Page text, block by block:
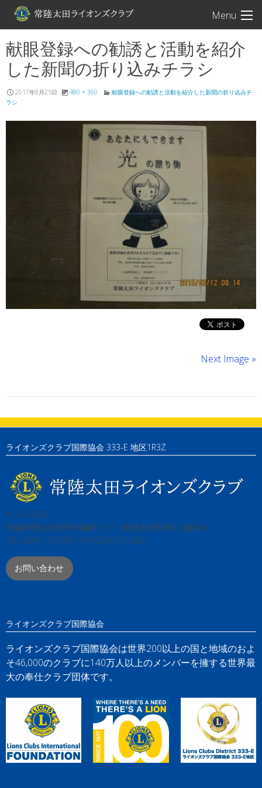
Menu
常陸太田ライオン
献眼登録への勧誘と活動を紹介
した新聞の折り込みチラシ
2017年8月25日 480 × 360
献眼登録への勧誘と活動を紹介した新聞の折り込みチ
ラシ
Next Image »
ライオンズクラブ国際協会 333-E 地区1R3Z
〒313-0061
茨城県常陸太田市中城町3210（常陸太田市商工会館内）
TEL:0294-73-0769 / FAX:0294-73-0831
お問い合わせ
ライオンズクラブ国際協会
ライオンズクラブ国際協会は世界200以上の国と地域のおよ
そ46,000のクラブに140万人以上のメンバーを擁する世界最
大の奉仕クラブ団体です。